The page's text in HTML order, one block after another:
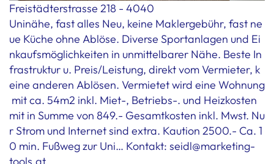
Freistädterstrasse 218 - 4040
Uninähe, fast alles Neu, keine Maklergebühr, fast ne
ue Küche ohne Ablöse. Diverse Sportanlagen und Ei
nkaufsmöglichkeiten in unmittelbarer Nähe. Beste In
frastruktur u. Preis/Leistung, direkt vom Vermieter, k
eine anderen Ablösen. Vermietet wird eine Wohnung
mit ca. 54m2 inkl. Miet-, Betriebs-. und Heizkosten
mit in Summe von 849.- Gesamtkosten inkl. Mwst. Nu
r Strom und Internet sind extra. Kaution 2500.- Ca. 1
0 min. Fußweg zur Uni… Kontakt: seidl@marketing-
tools.at